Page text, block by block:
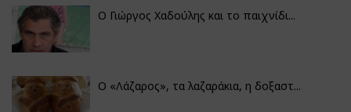
Ο Γιώργος Χαδούλης και το παιχνίδι...
Ο «Λάζαρος», τα λαζαράκια, η δοξαστ...